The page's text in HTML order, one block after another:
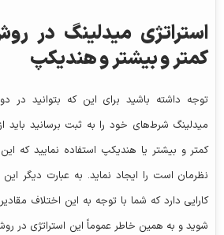
استراتژی میدلینگ در
کمتر و بیشتر و هندیکپ
توجه داشته باشید برای این که بتوانید در
میدلینگ شرط‌های خود را به ثبت برسانید
کمتر و بیشتر یا هندیکپ استفاده نمایید که
نظرمان است را ایجاد نماید. به عبارت دیگر
کارایی دارد که شما با توجه به این اختلاف
شوید و به همین خاطر عموماً این استراتژی در